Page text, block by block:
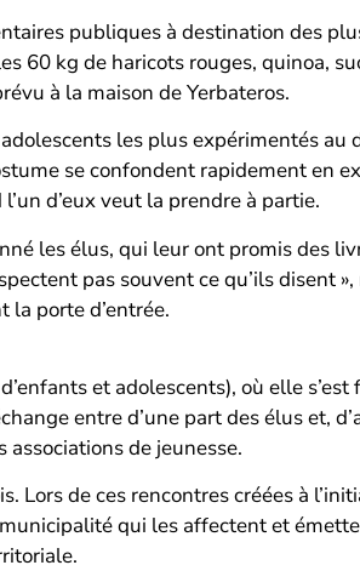
publiques à destination des
60 kg de haricots rouges, quinoa,
à la maison de Yerbateros.
les plus expérimentés au
se confondent rapidement en
d’eux veut la prendre à partie.
les élus, qui leur ont promis des
pas souvent ce qu’ils disent
la porte d’entrée.
et adolescents), où elle
entre d’une part des élus et,
associations de jeunesse.
de ces rencontres créées à
qui les affectent et